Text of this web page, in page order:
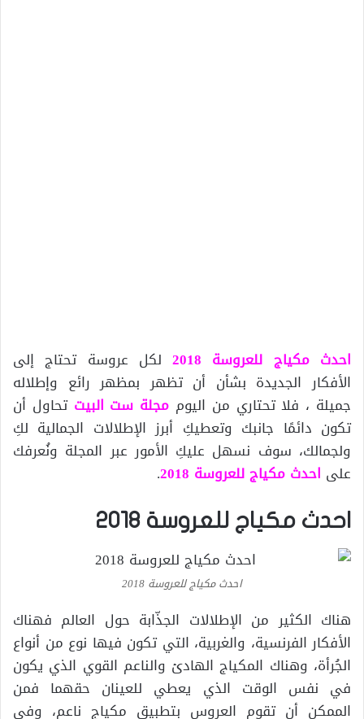
احدث مكياج للعروسة 2018
لكل عروسة تحتاج إلى
الأفكار الجديدة بشأن أن تظهر بمظهر رائع وإطلاله
جميلة ، فلا تحتاري من اليوم مجلة ست البيت تحاول أن
تكون دائمًا جانبك وتعطيكِ أبرز الإطلالات الجمالية لكِ
ولجمالك، سوف نسهل عليكِ الأمور عبر المجلة ونُعرفك
على احدث مكياج للعروسة 2018 .
احدث مكياج للعروسة 2018
احدث مكياج للعروسة 2018
هناك الكثير من الإطلالات الجذّابة حول العالم فهناك
الأفكار الفرنسية، والغربية، التي تكون فيها نوع من أنواع
الجُرأة، وهناك المكياج الهادئ والناعم القوي الذي يكون
في نفس الوقت الذي يعطي للعينان حقهما فمن
الممكن أن تقوم العروس بتطبيق مكياج ناعم، وفي